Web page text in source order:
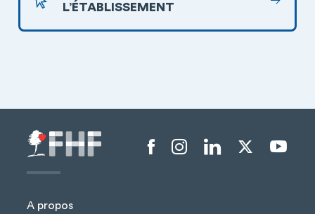
L’ÉTABLISSEMENT
A propos
Menu liens sociaux